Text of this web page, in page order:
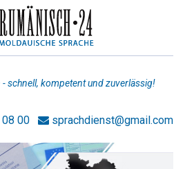
schnell, kompetent und zuverlässig!
00 sprachdienst@gmail.com